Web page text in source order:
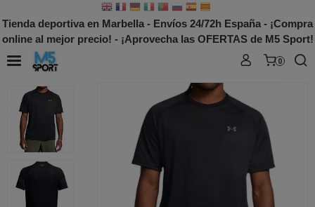
Tienda deportiva en Marbella - Envíos 24/72h España - ¡Compra
online al mejor precio! - ¡Aprovecha las OFERTAS de M5 Sport!
0